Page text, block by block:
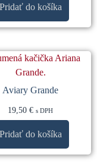
Pridať do košíka
Aviary Grande
19,50 € s DPH
Pridať do košíka